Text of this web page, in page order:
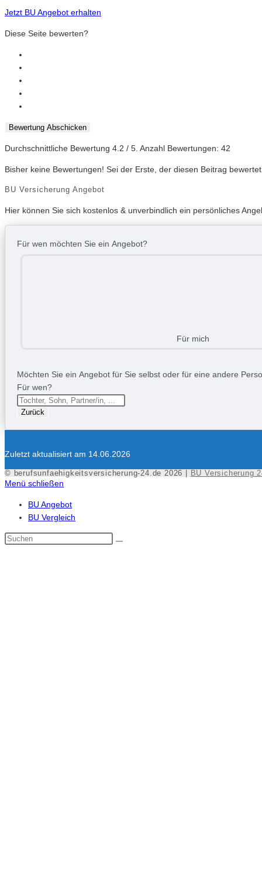
Jetzt BU Angebot erhalten
Diese Seite bewerten?
Bewertung Abschicken
Durchschnittliche Bewertung 4.2 / 5. Anzahl Bewertungen: 42
Bisher keine Bewertungen! Sei der Erste, der diesen Beitrag
BU Versicherung Angebot
Hier können Sie sich kostenlos & unverbindlich ein persönliches
Für wen möchten Sie ein Angebot?
Für mich
Möchten Sie ein Angebot für Sie selbst oder für eine andere
Für wen?
Zurück
Zuletzt aktualisiert am 14.06.2026
© berufsunfaehigkeitsversicherung-24.de 2026 | BU Versicherung
Menü schließen
BU Angebot
BU Vergleich
Diese